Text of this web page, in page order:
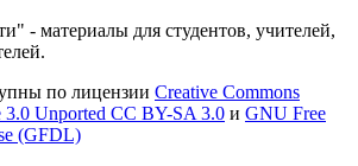
- материалы для студентов, учителей,
по лицензии Creative Commons
3.0 Unported CC BY-SA 3.0 и GNU Free
(GFDL)